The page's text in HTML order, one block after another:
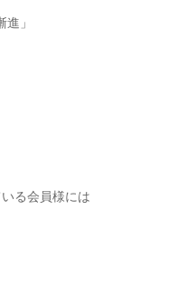
」
る会員様には